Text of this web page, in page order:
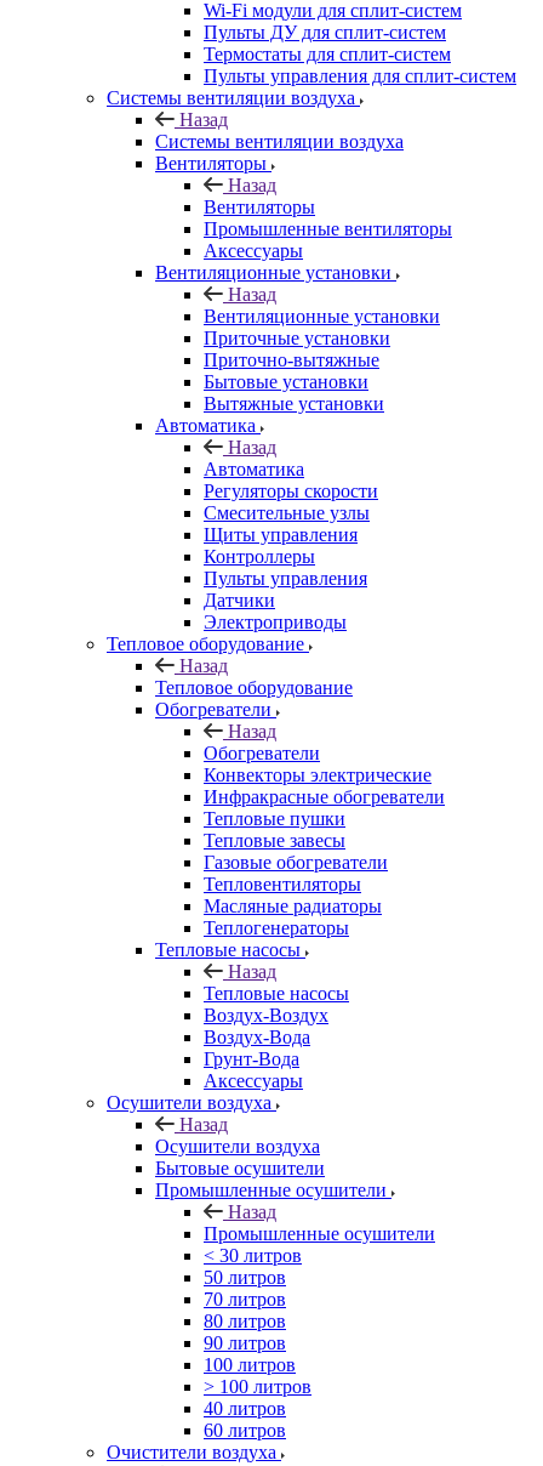
Wi-Fi модули для сплит-систем
Пульты ДУ для сплит-систем
Термостаты для сплит-систем
Пульты управления для сплит-систем
Системы вентиляции воздуха
Назад
Системы вентиляции воздуха
Вентиляторы
Назад
Вентиляторы
Промышленные вентиляторы
Аксессуары
Вентиляционные установки
Назад
Вентиляционные установки
Приточные установки
Приточно-вытяжные
Бытовые установки
Вытяжные установки
Автоматика
Назад
Автоматика
Регуляторы скорости
Смесительные узлы
Щиты управления
Контроллеры
Пульты управления
Датчики
Электроприводы
Тепловое оборудование
Назад
Тепловое оборудование
Обогреватели
Назад
Обогреватели
Конвекторы электрические
Инфракрасные обогреватели
Тепловые пушки
Тепловые завесы
Газовые обогреватели
Тепловентиляторы
Масляные радиаторы
Теплогенераторы
Тепловые насосы
Назад
Тепловые насосы
Воздух-Воздух
Воздух-Вода
Грунт-Вода
Аксессуары
Осушители воздуха
Назад
Осушители воздуха
Бытовые осушители
Промышленные осушители
Назад
Промышленные осушители
< 30 литров
50 литров
70 литров
80 литров
90 литров
100 литров
> 100 литров
40 литров
60 литров
Очистители воздуха